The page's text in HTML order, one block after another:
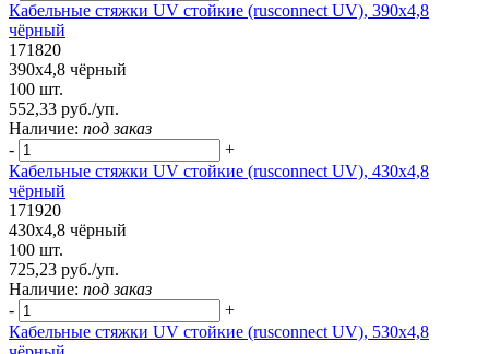
Кабельные стяжки UV стойкие (rusconnect UV), 390х4,8
чёрный
171820
390х4,8 чёрный
100 шт.
552,33 руб./уп.
Наличие: под заказ
-
+
Кабельные стяжки UV стойкие (rusconnect UV), 430х4,8
чёрный
171920
430х4,8 чёрный
100 шт.
725,23 руб./уп.
Наличие: под заказ
-
+
Кабельные стяжки UV стойкие (rusconnect UV), 530х4,8